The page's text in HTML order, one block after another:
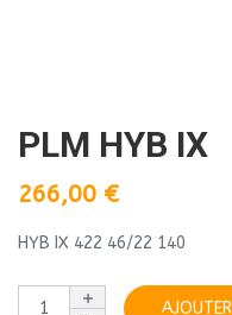
PLM HYB IX
266,00 €
HYB IX 422 46/22 140